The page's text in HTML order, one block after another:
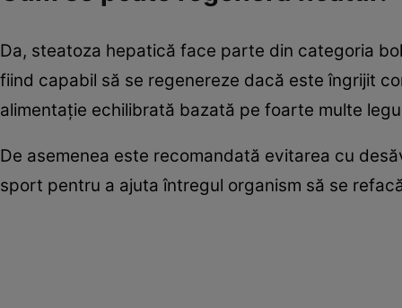
Da, steatoza hepatică face parte din categoria
fiind capabil să se regenereze dacă este îngrijit
alimentaţie echilibrată bazată pe foarte multe
De asemenea este recomandată evitarea cu
sport pentru a ajuta întregul organism să se